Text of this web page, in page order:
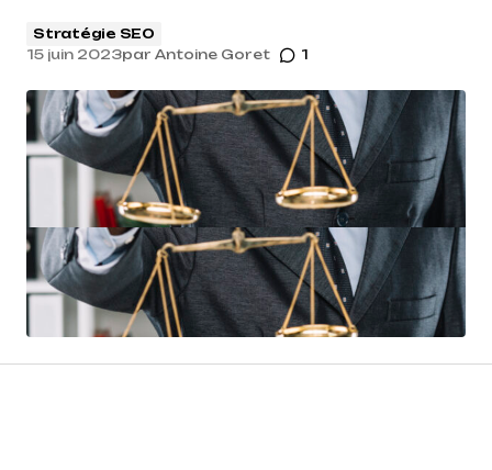
Stratégie SEO
15 juin 2023par Antoine Goret 1